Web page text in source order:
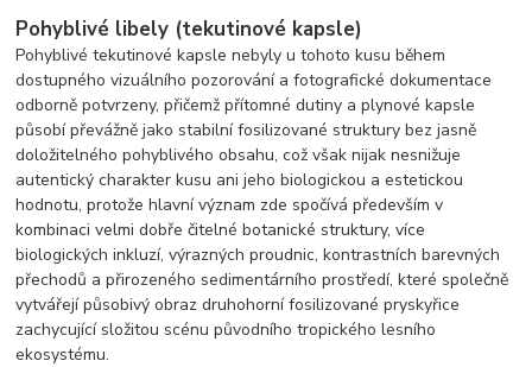
Pohyblivé libely (tekutinové kapsle)
Pohyblivé tekutinové kapsle nebyly u tohoto kusu během
dostupného vizuálního pozorování a fotografické dokumentace
odborně potvrzeny, přičemž přítomné dutiny a plynové kapsle
působí převážně jako stabilní fosilizované struktury bez jasně
doložitelného pohyblivého obsahu, což však nijak nesnižuje
autentický charakter kusu ani jeho biologickou a estetickou
hodnotu, protože hlavní význam zde spočívá především v
kombinaci velmi dobře čitelné botanické struktury, více
biologických inkluzí, výrazných proudnic, kontrastních barevných
přechodů a přirozeného sedimentárního prostředí, které společně
vytvářejí působivý obraz druhohorní fosilizované pryskyřice
zachycující složitou scénu původního tropického lesního
ekosystému.